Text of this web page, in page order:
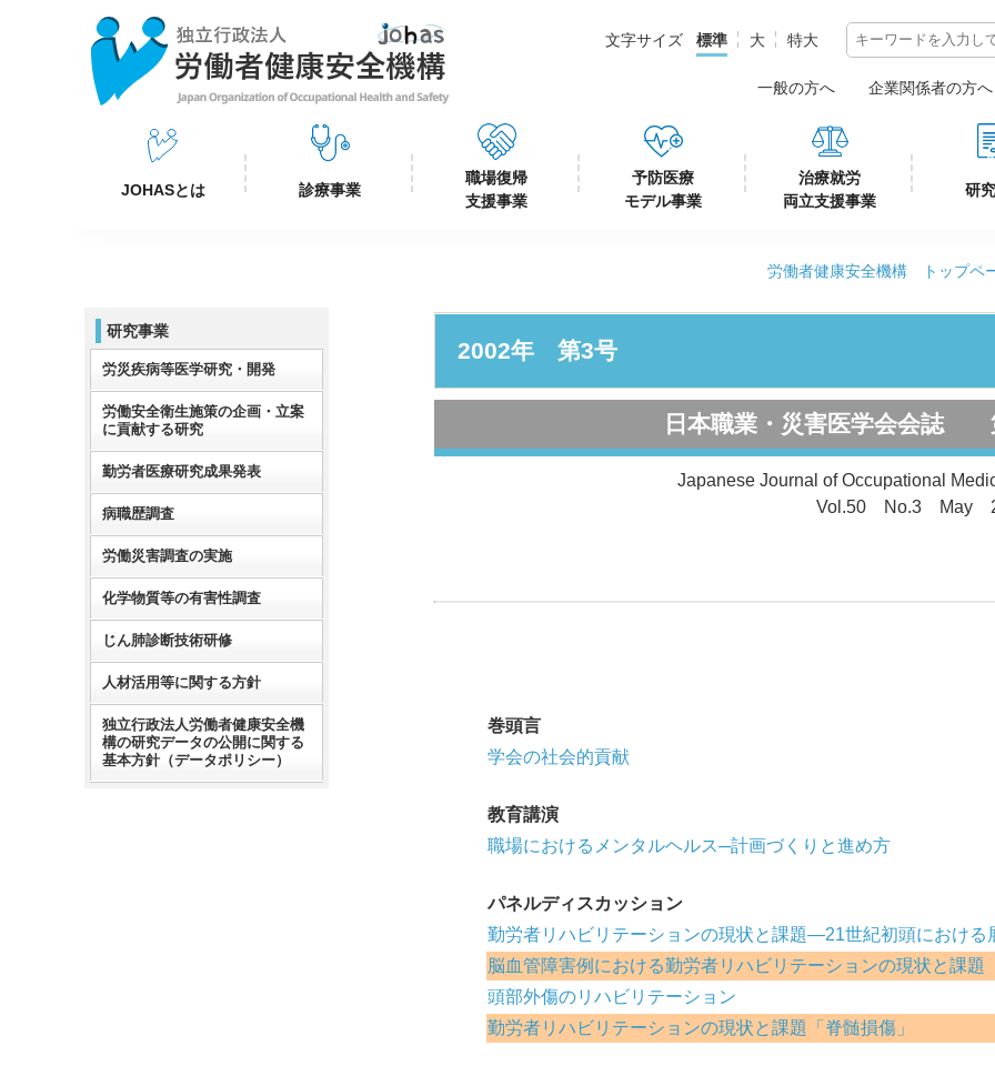
標準 大 特大
一般の方へ 企業関係者の方へ
JOHASとは 診療事業
職場復帰
支援事業
予防医療
モデル事業
治療就労
両立支援事業
研
労働者健康安全機構 トップペ
2002年 第3号
日本職業・災害医学会会誌
Japanese Journal of Occupational
Vol.50 No.3 May
巻頭言
学会の社会的貢献
教育講演
職場におけるメンタルヘルス─計画づくりと進め方
パネルディスカッション
勤労者リハビリテーションの現状と課題―21世紀初頭における
脳血管障害例における勤労者リハビリテーションの現状と課題
頭部外傷のリハビリテーション
勤労者リハビリテーションの現状と課題「脊髄損傷」
研究事業
労災疾病等医学研究・開発
労働安全衛生施策の企画・立案
に貢献する研究
勤労者医療研究成果発表
病職歴調査
労働災害調査の実施
化学物質等の有害性調査
じん肺診断技術研修
人材活用等に関する方針
独立行政法人労働者健康安全機
構の研究データの公開に関する
基本方針（データポリシー）